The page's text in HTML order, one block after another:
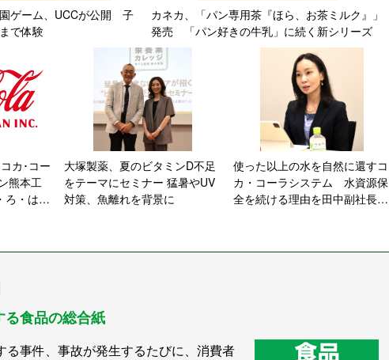
ゲーム、UCCが公開 子
で体験
カネカ、「パン専用茶『ほら、お茶ミルク』」
発売 「パン好きの牛乳」に続く新シリーズ
カ･コー
熊本工
ろ・は・
大塚製薬、夏のビタミンD不足
をテーマにセミナー 猛暑やUV
対策、魚離れを背景に
使った以上の水を自然に還すコ
カ・コーラシステム 水資源保
全を続ける理由を田中副社長に
る食品の総合紙
る事件、事故が発生するたびに、消費者